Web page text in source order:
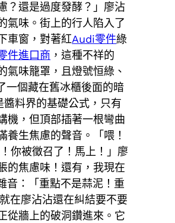
？還是過度發酵？」廖沾
氣味。街上的行人陷入了
車窗，對著紅Audi零件綠
件進口商 ，這種不祥的
氣味籠罩，且燈號恒綠、
一個藏在舊冰櫃後面的暗
料界的基礎公式，只有
機，但頂部插著一根彎曲
生焦慮的聲音。「喂！
你被徵召了！馬上！」廖
的焦慮味！還有，我現在
音：「重點不是蒜泥！重
在廖沾沾還在糾結要不要
從牆上的破洞鑽進來。它